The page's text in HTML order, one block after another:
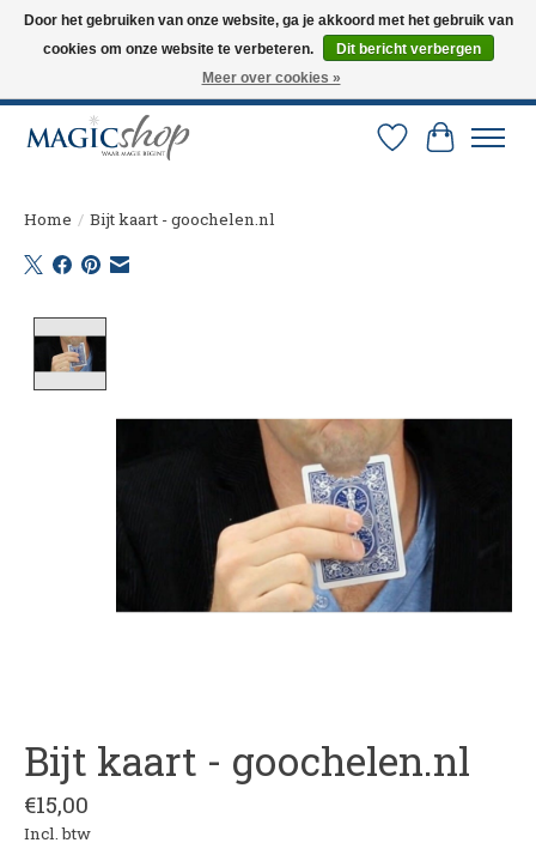
Altijd de nieuwste trucs op voorraad. Snelle verzending via PostNL en DHL.
Langskomen in onze winkel? Bel of mail om een afspraak te maken. 0251-
Verlanglijst
Home / Bijt kaart - goochelen.nl
Bijt kaart - goochelen.nl
€15,00
Incl. btw
Door het gebruiken van onze website, ga je akkoord met het gebruik van
cookies om onze website te verbeteren.
Dit bericht verbergen
Meer over cookies »